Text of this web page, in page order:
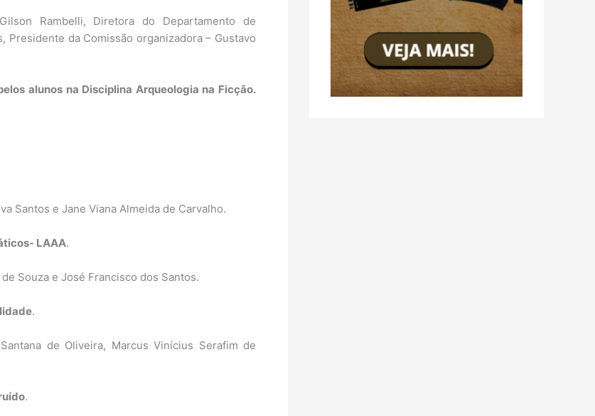
Rambelli, Diretora do Departamento de
Presidente da Comissão organizadora – Gustavo
alunos na Disciplina Arqueologia na Ficção.
Santos e Jane Viana Almeida de Carvalho.
LAAA.
Souza e José Francisco dos Santos.
.
de Oliveira, Marcus Vinícius Serafim de
.